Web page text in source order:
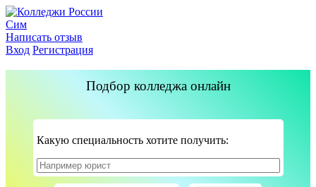
Сим
Написать отзыв
Вход Регистрация
Подбор колледжа онлайн
Какую специальность хотите получить: